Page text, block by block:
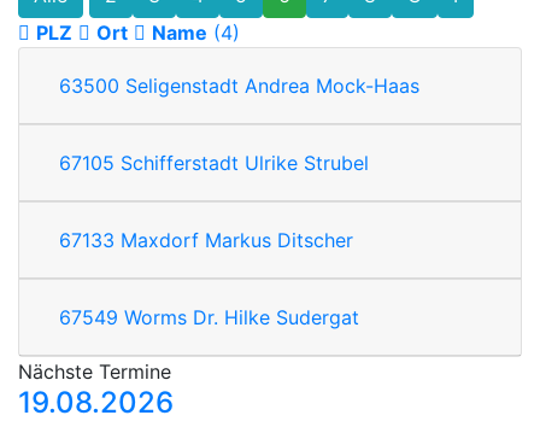
PLZ
Ort Name (4)
63500 Seligenstadt Andrea Mock-Haas
67105 Schifferstadt Ulrike Strubel
67133 Maxdorf Markus Ditscher
67549 Worms Dr. Hilke Sudergat
Nächste Termine
19.08.2026